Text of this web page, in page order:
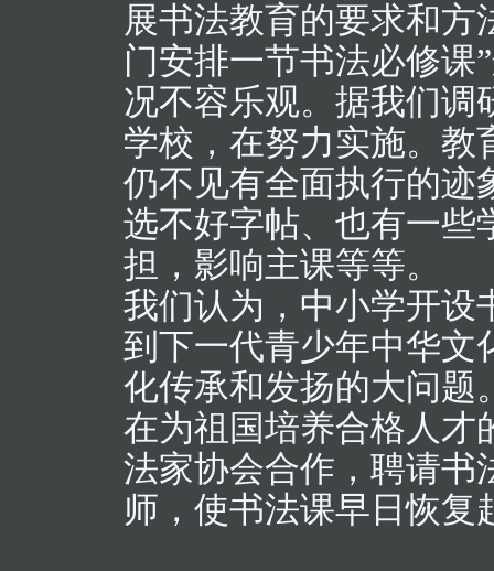
展书法教育的要求和方
门安排一节书法必修课
况不容乐观。据我们调
学校，在努力实施。教
仍不见有全面执行的迹
选不好字帖、也有一些
担，影响主课等等。
我们认为，中小学开设
到下一代青少年中华文
化传承和发扬的大问题
在为祖国培养合格人才
法家协会合作，聘请书
师，使书法课早日恢复